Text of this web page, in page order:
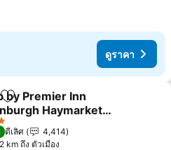
ดูราคา
เพิ่มในรายการโปรด
by Premier Inn
Haymarket
ดีเลิศ
4,414
km ถึง ตัวเมือง